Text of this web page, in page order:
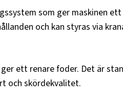
som ger maskinen
och kan styras via
ett renare foder. Det är
och skördekvalitet.